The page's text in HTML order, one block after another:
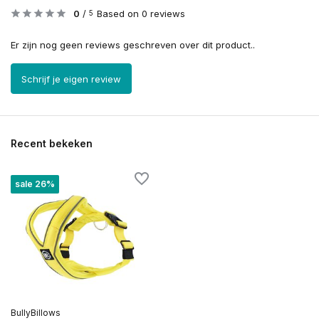
0 / 5 Based on 0 reviews
Er zijn nog geen reviews geschreven over dit product..
Schrijf je eigen review
Recent bekeken
sale 26%
BullyBillows